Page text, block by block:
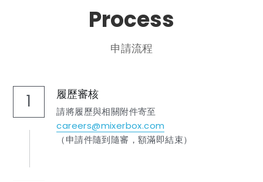
Process
申請流程
1 履歷審核
請將履歷與相關附件寄至
careers@mixerbox.com
（申請件隨到隨審，額滿即結束）